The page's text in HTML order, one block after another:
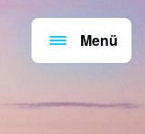
Menü